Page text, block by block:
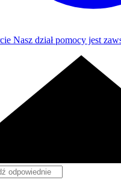
Nasz dział pomocy jest